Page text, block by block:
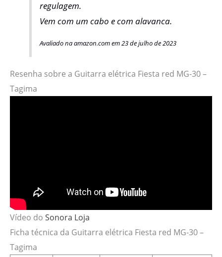
regulagem.
Vem com um cabo e com alavanca.
Avaliado na amazon.com em 23 de julho de 2023
Resenha sobre a Guitarra elétrica Fiesta red MG-30 –
Tagima
Vídeo do Sonora Loja
Ficha técnica da Guitarra elétrica Fiesta red MG-30 –
Tagima